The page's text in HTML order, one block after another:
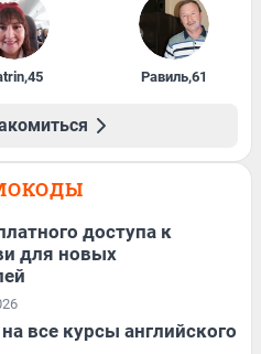
,45 Равиль,61
доступа к
для новых
все курсы английского